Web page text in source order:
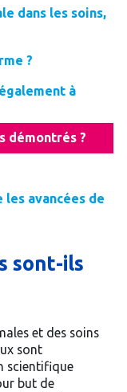
dans les soins,
?
à
démontrés ?
avancées de
sont-ils
et des soins
sont
scientifique
but de